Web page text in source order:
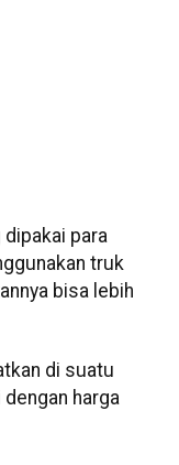
dipakai para
truk
bisa lebih
di suatu
harga